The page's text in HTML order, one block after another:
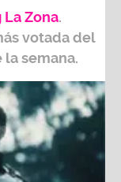
La Zona.
votada del
semana.